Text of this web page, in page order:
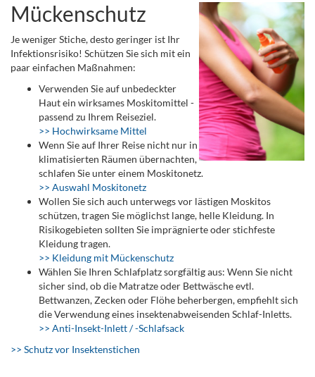
Mückenschutz
Je weniger Stiche, desto geringer ist Ihr
Infektionsrisiko! Schützen Sie sich mit ein
paar einfachen Maßnahmen:
Verwenden Sie auf unbedeckter
Haut ein wirksames Moskitomittel -
passend zu Ihrem Reiseziel.
>> Hochwirksame Mittel
Wenn Sie auf Ihrer Reise nicht nur in
klimatisierten Räumen übernachten,
schlafen Sie unter einem Moskitonetz.
>> Auswahl Moskitonetz
Wollen Sie sich auch unterwegs vor lästigen Moskitos
schützen, tragen Sie möglichst lange, helle Kleidung. In
Risikogebieten sollten Sie imprägnierte oder stichfeste
Kleidung tragen.
>> Kleidung mit Mückenschutz
Wählen Sie Ihren Schlafplatz sorgfältig aus: Wenn Sie nicht
sicher sind, ob die Matratze oder Bettwäsche evtl.
Bettwanzen, Zecken oder Flöhe beherbergen, empfiehlt sich
die Verwendung eines insektenabweisenden Schlaf-Inletts.
>> Anti-Insekt-Inlett / -Schlafsack
>> Schutz vor Insektenstichen